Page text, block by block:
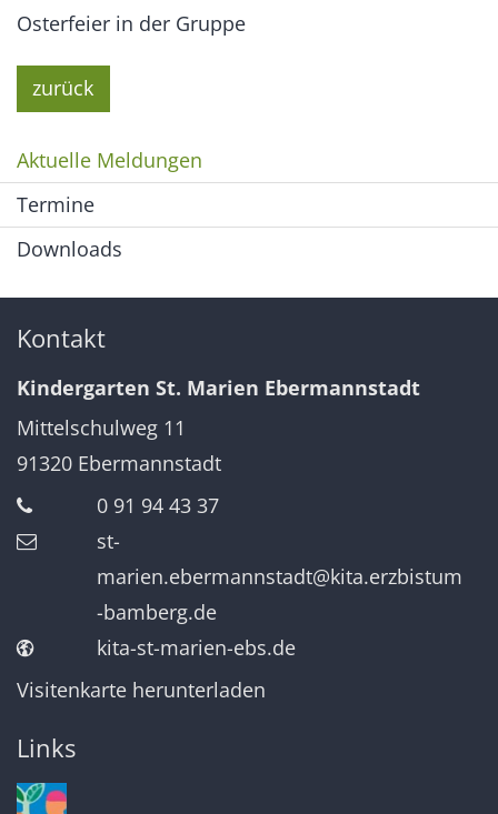
Osterfeier in der Gruppe
zurück
Aktuelle Meldungen
Termine
Downloads
Kontakt
Kindergarten St. Marien Ebermannstadt
Mittelschulweg 11
91320 Ebermannstadt
0 91 94 43 37
st-
marien.ebermannstadt@kita.erzbistum
-bamberg.de
kita-st-marien-ebs.de
Visitenkarte herunterladen
Links